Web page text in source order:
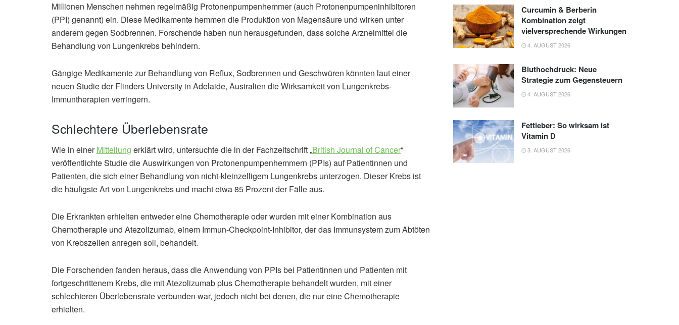
Millionen Menschen nehmen regelmäßig Protonenpumpenhemmer (auch Protonenpumpeninhibitoren
(PPI) genannt) ein. Diese Medikamente hemmen die Produktion von Magensäure und wirken unter
anderem gegen Sodbrennen. Forschende haben nun herausgefunden, dass solche Arzneimittel die
Behandlung von Lungenkrebs behindern.
Gängige Medikamente zur Behandlung von Reflux, Sodbrennen und Geschwüren könnten laut einer
neuen Studie der Flinders University in Adelaide, Australien die Wirksamkeit von Lungenkrebs-
Immuntherapien verringern.
Schlechtere Überlebensrate
Wie in einerMitteilung erklärt wird, untersuchte die in der Fachzeitschrift „British Journal of Cancer“
veröffentlichte Studie die Auswirkungen von Protonenpumpenhemmern (PPIs) auf Patientinnen und
Patienten, die sich einer Behandlung von nicht-kleinzelligem Lungenkrebs unterzogen. Dieser Krebs ist
die häufigste Art von Lungenkrebs und macht etwa 85 Prozent der Fälle aus.
Die Erkrankten erhielten entweder eine Chemotherapie oder wurden mit einer Kombination aus
Chemotherapie und Atezolizumab, einem Immun-Checkpoint-Inhibitor, der das Immunsystem zum Abtöten
von Krebszellen anregen soll, behandelt.
Die Forschenden fanden heraus, dass die Anwendung von PPIs bei Patientinnen und Patienten mit
fortgeschrittenem Krebs, die mit Atezolizumab plus Chemotherapie behandelt wurden, mit einer
schlechteren Überlebensrate verbunden war, jedoch nicht bei denen, die nur eine Chemotherapie
erhielten.
Curcumin & Berberin
Kombination zeigt
vielversprechende Wirkungen
4. AUGUST 2026
Bluthochdruck: Neue
Strategie zum Gegensteuern
4. AUGUST 2026
Fettleber: So wirksam ist
Vitamin D
3. AUGUST 2026